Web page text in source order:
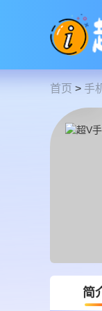
首页 > 手
简